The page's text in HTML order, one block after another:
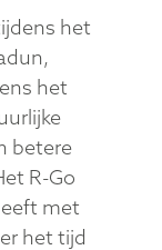
het
het
betere
R-Go
met
het tijd